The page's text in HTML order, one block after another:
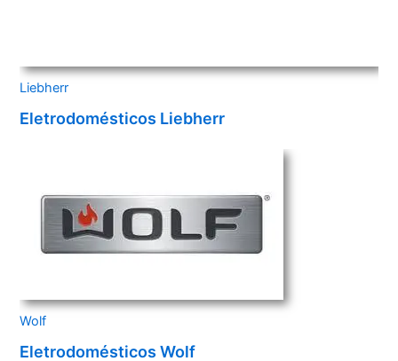
Liebherr
Eletrodomésticos Liebherr
Wolf
Eletrodomésticos Wolf